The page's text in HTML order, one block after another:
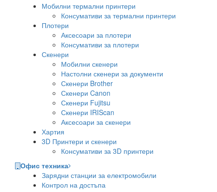
Мобилни термални принтери
Консумативи за термални принтери
Плотери
Аксесоари за плотери
Консумативи за плотери
Скенери
Мобилни скенери
Настолни скенери за документи
Скенери Brother
Скенери Canon
Скенери Fujitsu
Скенери IRIScan
Аксесоари за скенери
Хартия
3D Принтери и скенери
Консумативи за 3D принтери
Офис техника
Зарядни станции за електромобили
Контрол на достъпа